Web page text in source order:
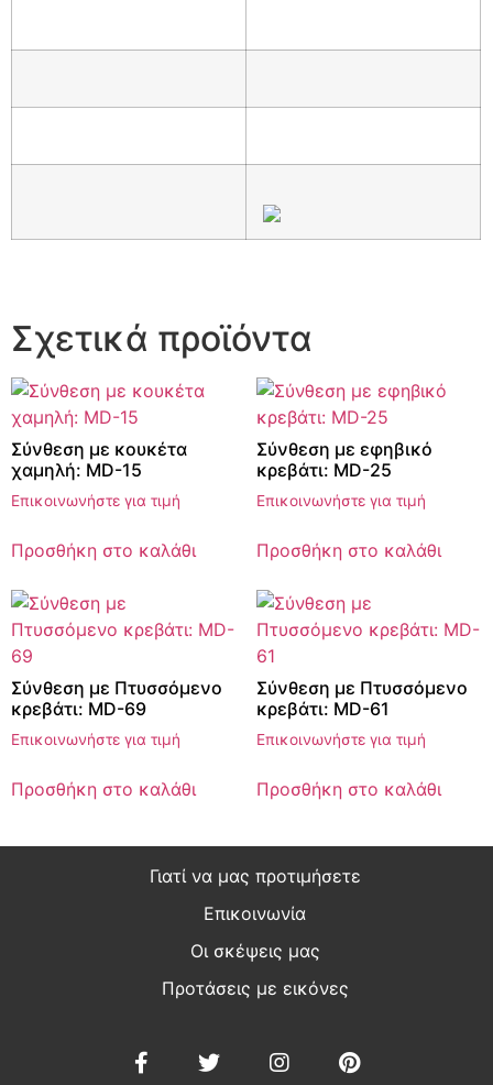
Σχετικά προϊόντα
Σύνθεση με κουκέτα
χαμηλή: MD-15
Επικοινωνήστε για τιμή
Προσθήκη στο καλάθι
Σύνθεση με εφηβικό
κρεβάτι: MD-25
Επικοινωνήστε για τιμή
Προσθήκη στο καλάθι
Σύνθεση με Πτυσσόμενο
κρεβάτι: MD-69
Επικοινωνήστε για τιμή
Προσθήκη στο καλάθι
Σύνθεση με Πτυσσόμενο
κρεβάτι: MD-61
Επικοινωνήστε για τιμή
Προσθήκη στο καλάθι
Γιατί να μας προτιμήσετε
Επικοινωνία
Οι σκέψεις μας
Προτάσεις με εικόνες